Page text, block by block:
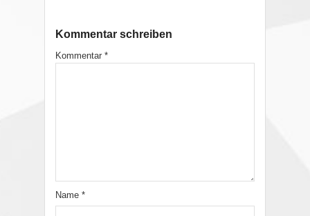
Kommentar schreiben
Kommentar *
Name *